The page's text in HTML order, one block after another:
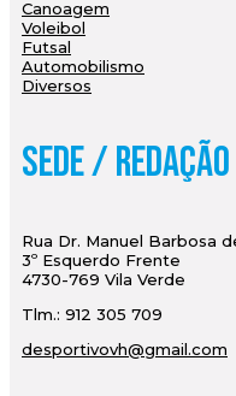
Canoagem
Voleibol
Futsal
Automobilismo
Diversos
Sede / Redação
Rua Dr. Manuel Barbosa
3º Esquerdo Frente
4730-769 Vila Verde
Tlm.: 912 305 709
desportivovh@gmail.com